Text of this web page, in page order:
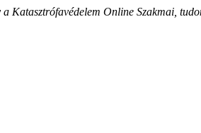
a Katasztrófavédelem Online Szakmai,